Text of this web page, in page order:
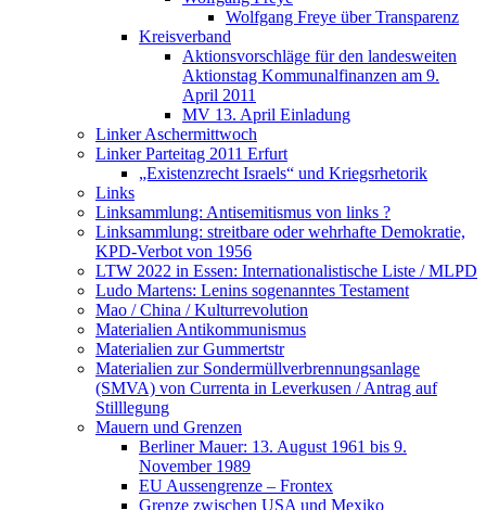
Wolfgang Freye über Transparenz
Kreisverband
Aktionsvorschläge für den landesweiten
Aktionstag Kommunalfinanzen am 9.
April 2011
MV 13. April Einladung
Linker Aschermittwoch
Linker Parteitag 2011 Erfurt
„Existenzrecht Israels“ und Kriegsrhetorik
Links
Linksammlung: Antisemitismus von links ?
Linksammlung: streitbare oder wehrhafte Demokratie,
KPD-Verbot von 1956
LTW 2022 in Essen: Internationalistische Liste / MLPD
Ludo Martens: Lenins sogenanntes Testament
Mao / China / Kulturrevolution
Materialien Antikommunismus
Materialien zur Gummertstr
Materialien zur Sondermüllverbrennungsanlage
(SMVA) von Currenta in Leverkusen / Antrag auf
Stilllegung
Mauern und Grenzen
Berliner Mauer: 13. August 1961 bis 9.
November 1989
EU Aussengrenze – Frontex
Grenze zwischen USA und Mexiko